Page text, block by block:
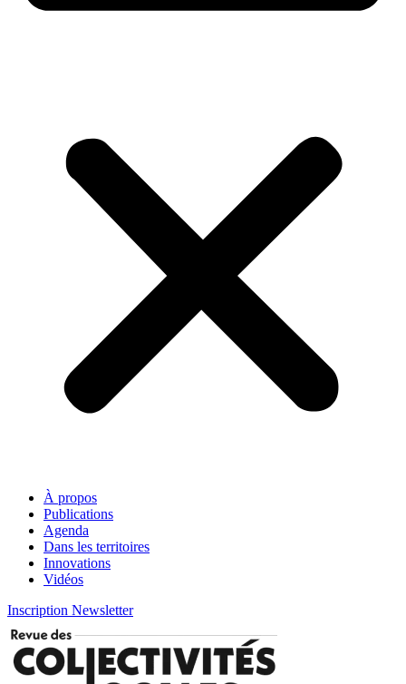
À propos
Publications
Agenda
Dans les territoires
Innovations
Vidéos
Inscription Newsletter